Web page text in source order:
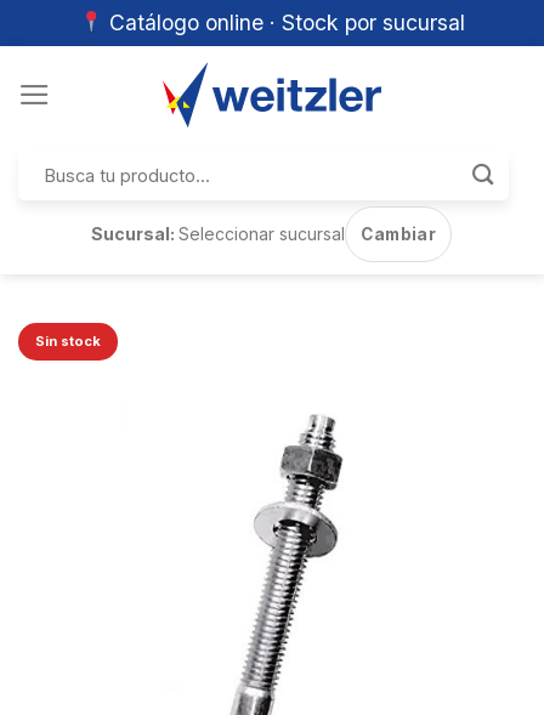
Catálogo online · Stock por sucursal
por:
Sucursal:Seleccionar sucursal Cambiar
Sin stock